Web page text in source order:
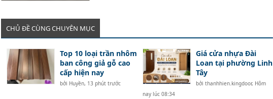
CHỦ ĐỀ CÙNG CHUYÊN MỤC
Top 10 loại trần nhôm
ban công giả gỗ cao
cấp hiện nay
bởi Huyền, 13 phút trước
Giá cửa nhựa Đài
Loan tại phường Linh
Tây
bởi thanhhien.kingdoor, Hôm
nay lúc 08:34